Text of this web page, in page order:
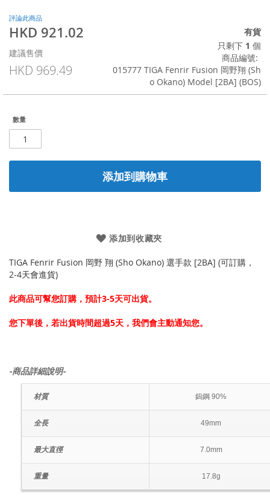
評論此商品
特
價
格
HKD 921.02
建議售價
HKD 969.49
有貨
只剩下 1 個
商品編號
015777 TIGA Fenrir Fusion 岡野翔 (Sh
o Okano) Model [2BA] (BOS)
數量
添加到購物車
添加到收藏夾
TIGA Fenrir Fusion 岡野 翔 (Sho Okano) 選手款 [2BA] (可訂購，
2-4天會進貨)
此商品可幫您訂購，預計3-5天可出貨。
您下單後，若出貨時間超過5天，我們會主動通知您。
-商品詳細說明-
材質 鎢鋼 90%
全長 49mm
最大直徑 7.0mm
重量 17.8g
of
the
gallery